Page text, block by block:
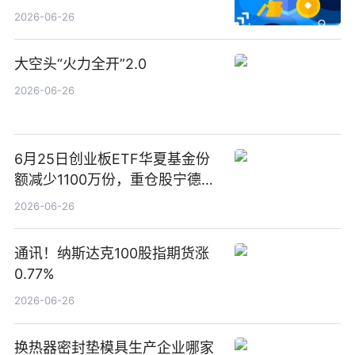
2026-06-26
大空头“火力全开”2.0
2026-06-26
6月25日创业板ETF华夏基金份
额减少1100万份，重仓股宁德时
代、中际旭创、新易盛
2026-06-26
通讯！纳斯达克100股指期货涨
0.77%
2026-06-26
换热器密封垫模具生产企业哪家